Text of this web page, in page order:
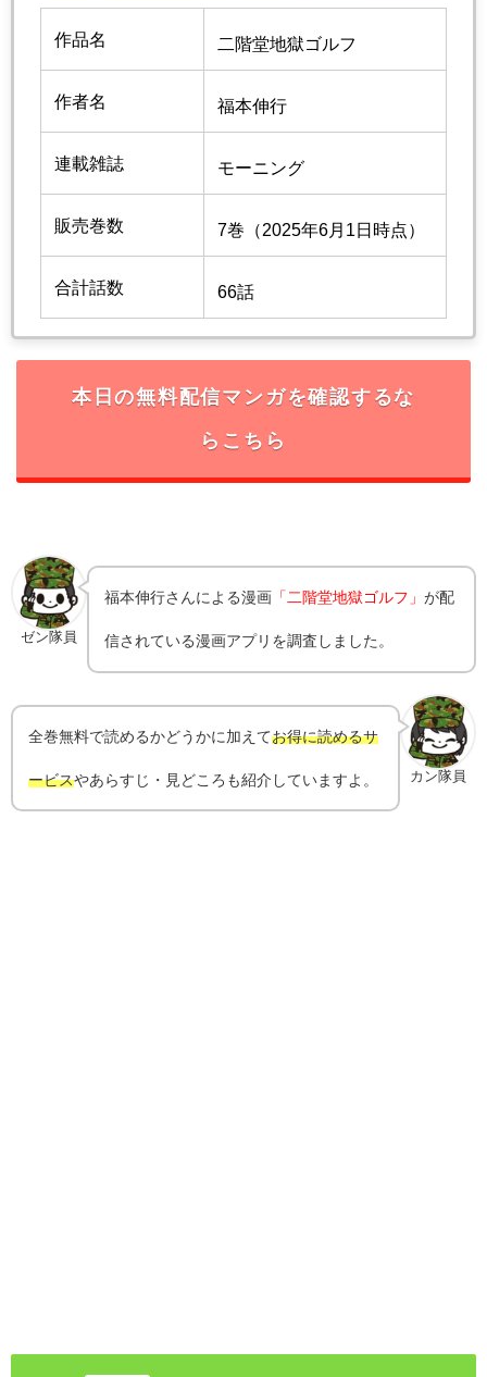
作品名 二階堂地獄ゴルフ
作者名 福本伸行
連載雑誌 モーニング
販売巻数 7巻（2025年6月1日時点）
合計話数 66話
本日の無料配信マンガを確認するな
らこちら
ゼン隊員
福本伸行さんによる漫画 「二階堂地獄ゴルフ」が配
信されている漫画アプリを調査しました。
カン隊員
全巻無料で読めるかどうかに加えてお得に読めるサ
ービスやあらすじ・見どころも紹介していますよ。